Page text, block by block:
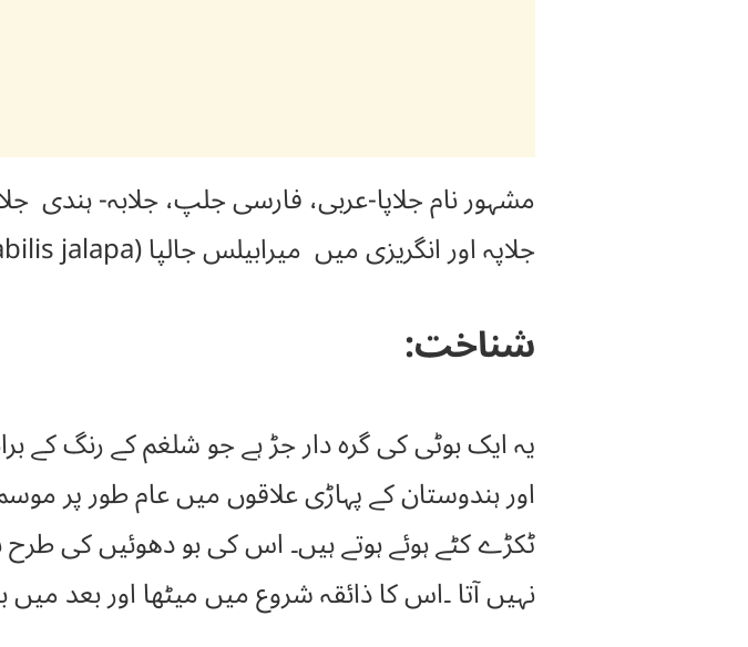
مشہور نام جلاپا-عربی، فارسی جلپ، جلابہ-
جلاپہ اور انگریزی میں میرابیلس جالپا (mirabilis jalapa) کہتے ہیں۔
شناخت:
یہ ایک بوٹی کی گرہ دار جڑ ہے جو شلغم کے رنگ کے
اور ہندوستان کے پہاڑی علاقوں میں عام طور پر
ٹکڑے کٹے ہوئے ہوتے ہیں۔ اس کی بو دھوئیں کی
نہیں آتا ۔اس کا ذائقہ شروع میں میٹھا اور بعد میں